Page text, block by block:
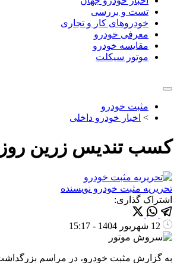
تست و بررسی
خودروهای کار و تجاری
معرفی خودرو
مقایسه خودرو
موتور سیکلت
مثبت خودرو
> اخبار خودرو داخلی
کسب تندیس زرین
تحریریه مثبت خودرو نویسنده
اشتراک گذاری: